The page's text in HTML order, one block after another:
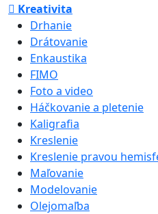
Kreativita
Drhanie
Drátovanie
Enkaustika
FIMO
Foto a video
Háčkovanie a pletenie
Kaligrafia
Kreslenie
Kreslenie pravou
Maľovanie
Modelovanie
Olejomaľba